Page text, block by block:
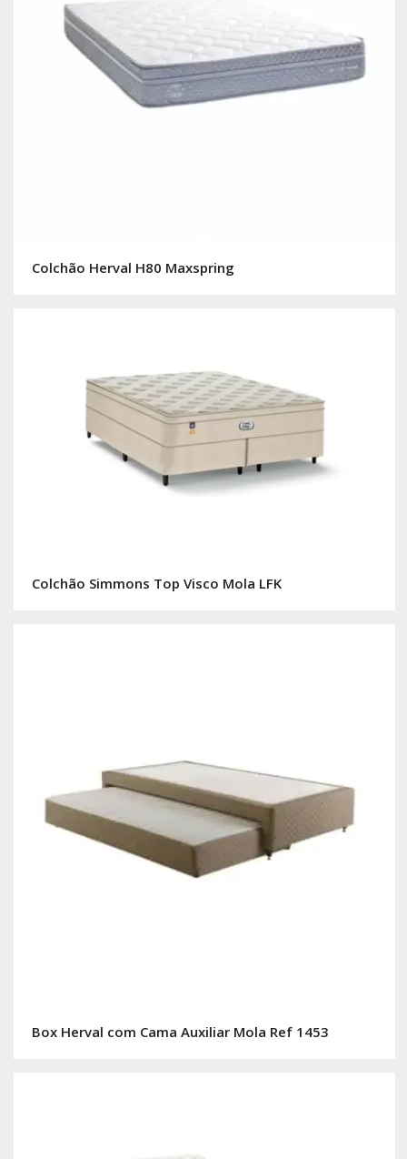
Colchão Herval H80 Maxspring
Colchão Simmons Top Visco Mola LFK
Box Herval com Cama Auxiliar Mola Ref 1453